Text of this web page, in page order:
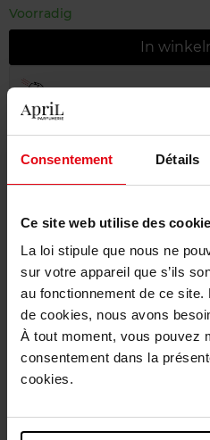
Consentement Détails
Ce site web utilise des
La loi stipule que nous ne
sur votre appareil que s’ils
au fonctionnement de ce
de cookies, nous avons
À tout moment, vous pouvez
consentement dans la
cookies.
Voorradig
In
Gratis levering bij
Gratis verpakking
Beschrijving
Gebruiksadvies
Karakteristieken